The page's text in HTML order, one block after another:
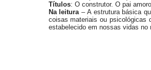
Títulos: O construtor. O pai
Na leitura– A estrutura básica
coisas materiais ou psicológicas
estabelecido em nossas vidas no